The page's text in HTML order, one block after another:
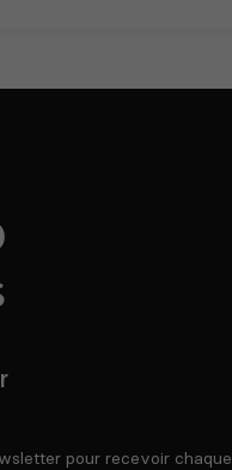
pour recevoir chaque